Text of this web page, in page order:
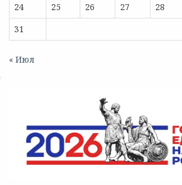
24
25 26 27 28
31
« Июл